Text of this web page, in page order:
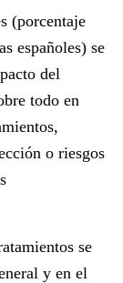
(porcentaje
españoles) se
del
todo en
o riesgos
se
y en el